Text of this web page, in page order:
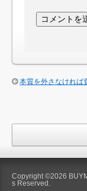
本質を外さなければ
Copyright ©2026
s Reserved.